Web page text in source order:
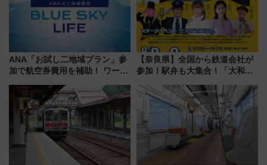
ANA「お試し二地域プラン」参
加で航空券費用を補助！ ワーケ
治体は？ 2026年は対象のエリア
が拡大！
【奈良県】全国から鉄道会社が
参加！駅弁も大集合！「大和鉄
に開催決定